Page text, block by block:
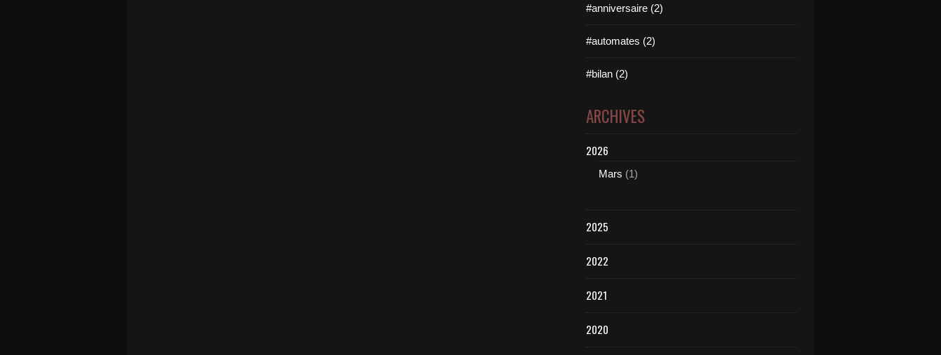
#anniversaire (2)
#automates (2)
#bilan (2)
ARCHIVES
2026
Mars (1)
2025
2022
2021
2020